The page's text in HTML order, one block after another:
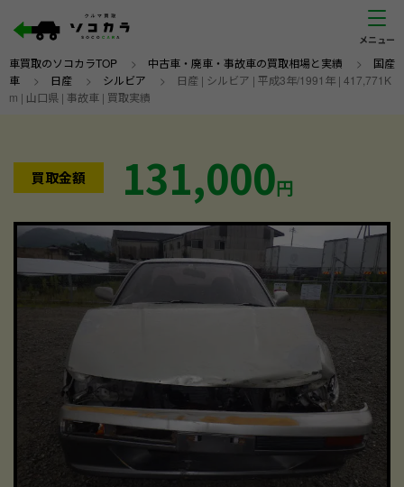
車買取のソコカラTOP > 中古車・廃車・事故車の買取相場と実績 > 国産
車 > 日産 > シルビア >
日産 | シルビア | 平成3年/1991年 | 417,771K
m | 山口県 | 事故車 | 買取実績
買取金額 131,000円